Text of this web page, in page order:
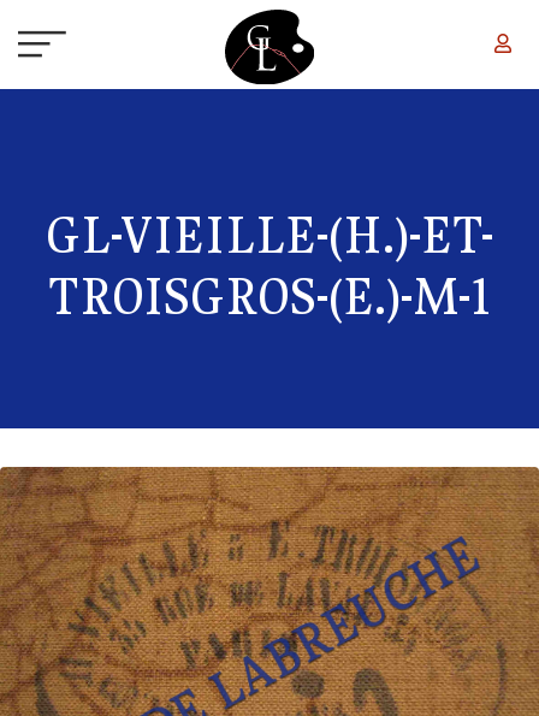
GL-VIEILLE-(H.)-ET-
TROISGROS-(E.)-M-1